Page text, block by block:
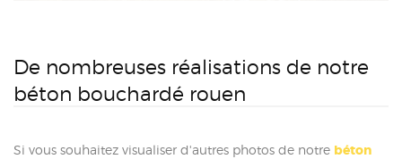
De nombreuses réalisations de notre
béton bouchardé rouen
Si vous souhaitez visualiser d'autres photos de notre béton